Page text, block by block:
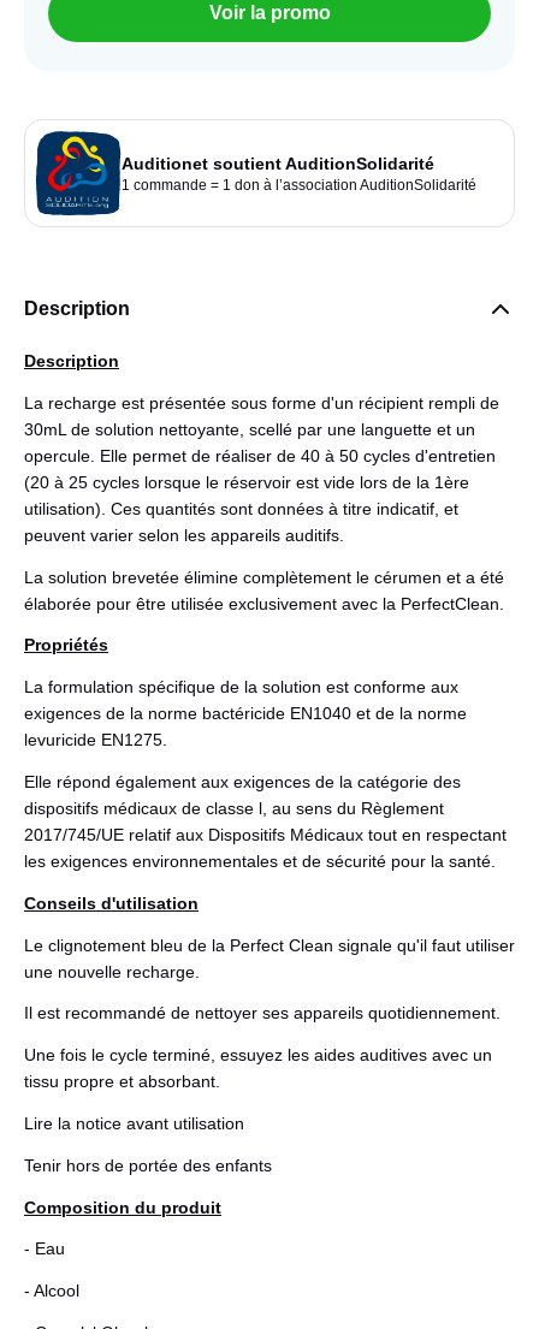
Voir la promo
Auditionet soutient AuditionSolidarité
1 commande = 1 don à l’association AuditionSolidarité
Description
Description
La recharge est présentée sous forme d'un récipient rempli de
30mL de solution nettoyante, scellé par une languette et un
opercule. Elle permet de réaliser de 40 à 50 cycles d'entretien
(20 à 25 cycles lorsque le réservoir est vide lors de la 1ère
utilisation). Ces quantités sont données à titre indicatif, et
peuvent varier selon les appareils auditifs.
La solution brevetée élimine complètement le cérumen et a été
élaborée pour être utilisée exclusivement avec la PerfectClean.
Propriétés
La formulation spécifique de la solution est conforme aux
exigences de la norme bactéricide EN1040 et de la norme
levuricide EN1275.
Elle répond également aux exigences de la catégorie des
dispositifs médicaux de classe l, au sens du Règlement
2017/745/UE relatif aux Dispositifs Médicaux tout en respectant
les exigences environnementales et de sécurité pour la santé.
Conseils d'utilisation
Le clignotement bleu de la Perfect Clean signale qu'il faut utiliser
une nouvelle recharge.
Il est recommandé de nettoyer ses appareils quotidiennement.
Une fois le cycle terminé, essuyez les aides auditives avec un
tissu propre et absorbant.
Lire la notice avant utilisation
Tenir hors de portée des enfants
Composition du produit
- Eau
- Alcool